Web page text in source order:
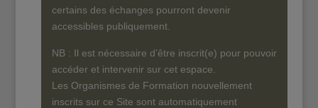
certains des échanges pourront devenir
accessibles publiquement.
NB : Il est nécessaire d’être inscrit(e) pour pouvoir
accéder et intervenir sur cet espace.
Les Organismes de Formation nouvellement
inscrits sur ce Site sont automatiquement